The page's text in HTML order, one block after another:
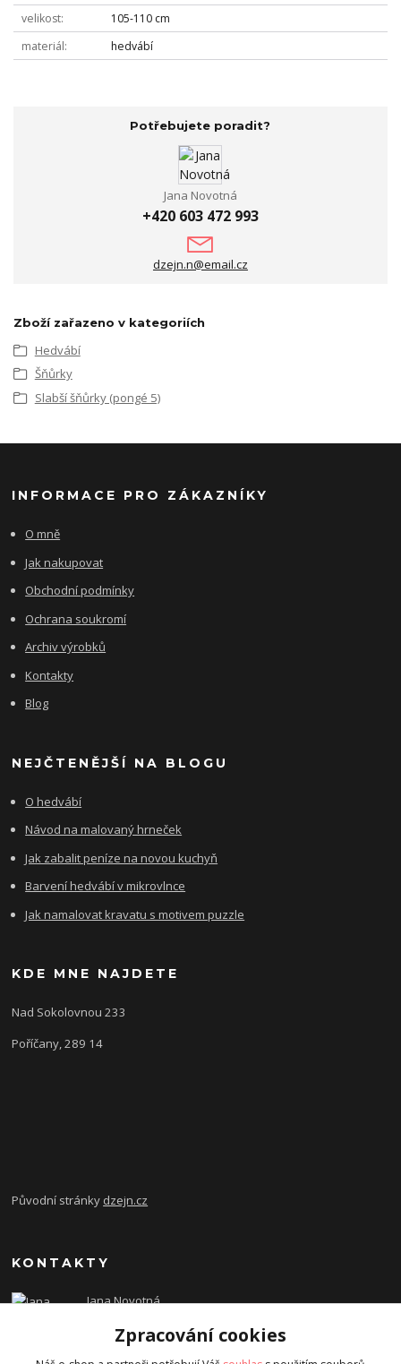
velikost
105-110 cm
materiál
hedvábí
Potřebujete poradit?
Jana Novotná
+420 603 472 993
dzejn.n@email.cz
Zboží zařazeno v kategoriích
Hedvábí
Šňůrky
Slabší šňůrky (pongé 5)
INFORMACE PRO ZÁKAZNÍKY
O mně
Jak nakupovat
Obchodní podmínky
Ochrana soukromí
Archiv výrobků
Kontakty
Blog
NEJČTENĚJŠÍ NA BLOGU
O hedvábí
Návod na malovaný hrneček
Jak zabalit peníze na novou kuchyň
Barvení hedvábí v mikrovlnce
Jak namalovat kravatu s motivem puzzle
KDE MNE NAJDETE
Nad Sokolovnou 233
Poříčany, 289 14
Původní stránky dzejn.cz
KONTAKTY
Jana Novotná
dzejn.n@email.cz
Zpracování cookies